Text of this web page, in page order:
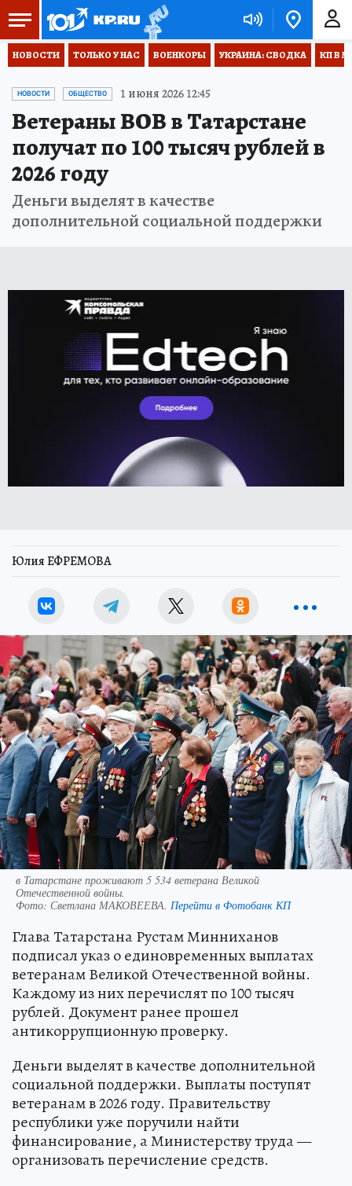
НОВОСТИ ТОЛЬКО У НАС ВОЕНКОРЫ УКРАИНА: СВОДКА КП В
НОВОСТИ ОБЩЕСТВО 1 июня 2026 12:45
Ветераны ВОВ в Татарстане
получат по 100 тысяч рублей в
2026 году
Деньги выделят в качестве
дополнительной социальной поддержки
Юлия ЕФРЕМОВА
в Татарстане проживают 5 534 ветерана Великой
Отечественной войны.
Фото: Светлана МАКОВЕЕВА. Перейти в Фотобанк КП
Глава Татарстана Рустам Минниханов
подписал указ о единовременных выплатах
ветеранам Великой Отечественной войны.
Каждому из них перечислят по 100 тысяч
рублей. Документ ранее прошел
антикоррупционную проверку.
Деньги выделят в качестве дополнительной
социальной поддержки. Выплаты поступят
ветеранам в 2026 году. Правительству
республики уже поручили найти
финансирование, а Министерству труда —
организовать перечисление средств.